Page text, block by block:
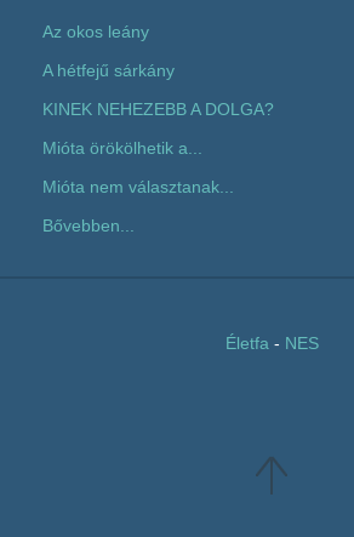
Az okos leány
A hétfejű sárkány
KINEK NEHEZEBB A DOLGA?
Mióta örökölhetik a...
Mióta nem választanak...
Bővebben...
Életfa - NES